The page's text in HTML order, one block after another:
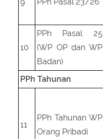
10
PPh Pasal 25
(WP OP dan WP
Badan)
PPh Tahunan
11
PPh Tahunan WP
Orang Pribadi